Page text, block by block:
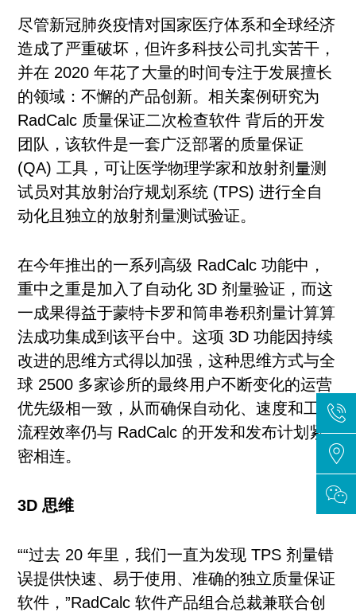
尽管新冠肺炎疫情对国家医疗体系和全球经济
造成了严重破坏，但许多科技公司扎实苦干，
并在 2020 年花了大量的时间专注于发展擅长
的领域：不懈的产品创新。相关案例研究为
RadCalc 质量保证二次检查软件 背后的开发
团队，该软件是一套广泛部署的质量保证
(QA) 工具，可让医学物理学家和放射剂量测
试员对其放射治疗规划系统 (TPS) 进行全自
动化且独立的放射剂量测试验证。
在今年推出的一系列高级 RadCalc 功能中，
重中之重是加入了自动化 3D 剂量验证，而这
一成果得益于蒙特卡罗和筒串卷积剂量计算算
法成功集成到该平台中。这项 3D 功能因持续
改进的思维方式得以加强，这种思维方式与全
球 2500 多家诊所的最终用户不断变化的运营
优先级相一致，从而确保自动化、速度和工作
流程效率仍与 RadCalc 的开发和发布计划紧
密相连。
3D 思维
““过去 20 年里，我们一直为发现 TPS 剂量错
误提供快速、易于使用、准确的独立质量保证
软件，”RadCalc 软件产品组合总裁兼联合创